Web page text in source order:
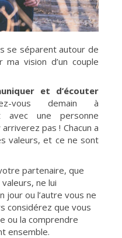
se séparent autour de
ma vision d’un couple
et d’écouter
vous demain à
avec une personne
pas ! Chacun a
valeurs, et ce ne sont
partenaire, que
ne lui
jour ou l’autre vous ne
considérez que vous
ou la comprendre
ensemble.